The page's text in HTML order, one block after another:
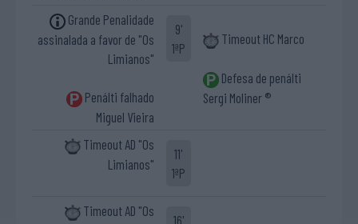
Grande Penalidade
assinalada a favor de "Os
Limianos"
Penálti falhado
Miguel Vieira
9'
1ªP
Timeout HC Marco
Defesa de penálti
Sergi Moliner ®
Timeout AD "Os
Limianos"
11'
1ªP
Timeout AD "Os
16'